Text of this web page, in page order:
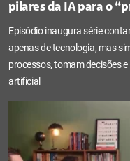
pilares da IA para o
Episódio inaugura série
apenas de tecnologia, mas
processos, tomam decisões
artificial